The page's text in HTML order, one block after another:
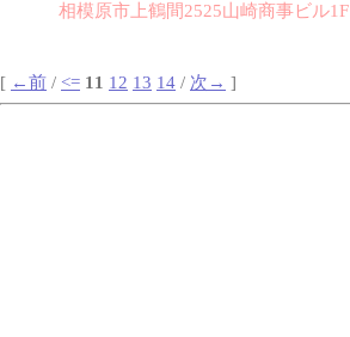
相模原市上鶴間2525山崎商事ビル1F
[ ←前 / <= 11 12 13 14 / 次→ ]